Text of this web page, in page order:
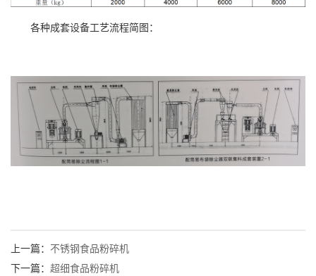
各种成套设备工艺流程简图：
上一篇： 不锈钢食品粉碎机
下一篇： 超细食品粉碎机